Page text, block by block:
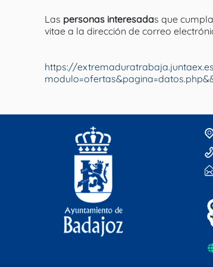
Las personas interesadas que
vitae a la dirección de correo
https://